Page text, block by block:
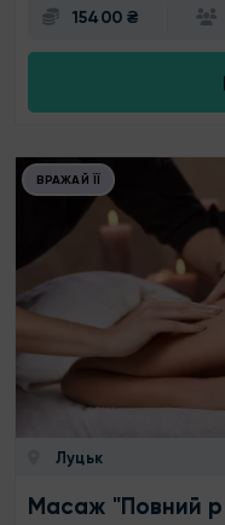
15400 ₴
ВРАЖАЙ ЇЇ
Луцьк
Масаж "Повний